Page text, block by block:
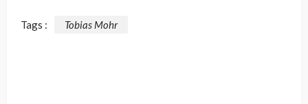
Tags : Tobias Mohr